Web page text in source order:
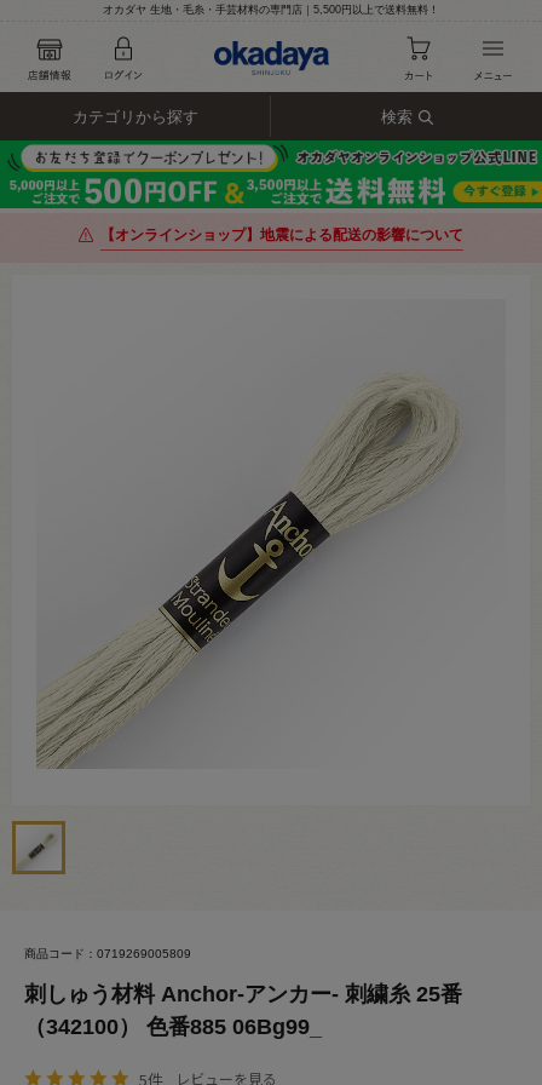
オカダヤ 生地・毛糸・手芸材料の専門店｜5,500円以上で送料無料！
カテゴリから探す 検索
【オンラインショップ】地震による配送の影響について
商品コード：0719269005809
刺しゅう材料 Anchor-アンカー- 刺繍糸 25番
（342100） 色番885 06Bg99_
5件 レビューを見る